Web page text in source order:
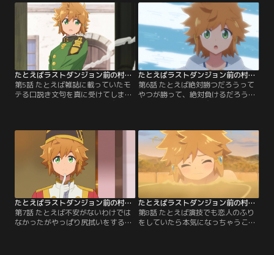
れをきっかけにマリーとクロム、か
つての主従は再会した。アザミ国王
を操り隣国ジオウへの宣戦布告をも
くろむ黒幕を止めるため二人は活動
を開始する。一方、セレンとリホは
王女探しの情報を求め…。【提供：
バンダイチャンネル】
に気づく。しかしそのとき、アバド
ンによってモンスター化されたメル
トファンにセレンたちは追い詰めら
れ、街はイナゴモンスターで溢れか
えり、楽しい建国祭は惨状に変わ
る。この絶体絶命の窮地に…。【提
供：バンダイチャンネル】
たとえばラストダンジョン前の村の少年が序盤の街で暮らすような物語 第05話
第5話 たとえば雑誌に載っていたモ
テる口説き文句を真に受けてしまっ
ロクジョウ魔術学園との交流試合に
向けて、魔術を磨く士官候補生だ
が、そこへロクジョウの学園長であ
るロールが現れる。彼女とは旧知の
仲のリホだが久々の再会なのになぜ
か浮かない顔をする。【提供：バン
ダイチャンネル】
たとえばラストダンジョン前の村の少年が序盤の街で暮らすような物語 第06話
第6話 たとえば絶対勝つだろうって
やつが勝って、絶対負けるだろうっ
って、ロールは自らが試合に出場す
ることを宣言する。コリンは向こう
のルール違反に対抗し禁じ手にして
いたロイドの出場を決断。そしてあ
る事情で負けられないリホはコリン
に回復魔法を…。【提供：バンダイ
チャンネル】
たとえばラストダンジョン前の村の少年が序盤の街で暮らすような物語 第07話
第7話 たとえば不安がないわけでは
なかったがやっぱり尻拭いをするの
たとえばラストダンジョン前の村の少年が序盤の街で暮らすような物語 第08話
第8話 たとえば演技でも恋人のふり
をしていたら本気になっちゃうこと